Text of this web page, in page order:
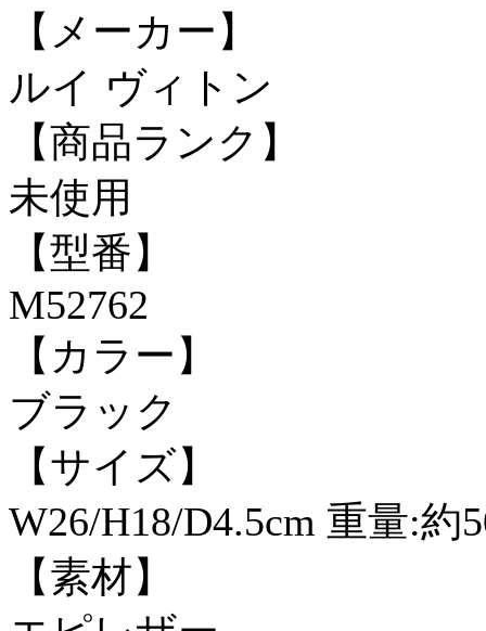
【メーカー】
ルイ ヴィトン
【商品ランク】
未使用
【型番】
M52762
【カラー】
ブラック
【サイズ】
W26/H18/D4.5cm 重量:約
【素材】